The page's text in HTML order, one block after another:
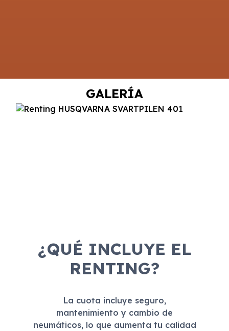
GALERÍA
¿QUÉ INCLUYE EL
RENTING?
La cuota incluye seguro,
mantenimiento y cambio de
neumáticos, lo que aumenta tu calidad